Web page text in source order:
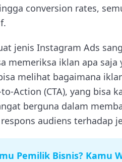
conversion rates,
jenis Instagram Ads
memeriksa iklan apa
melihat bagaimana
Action (CTA), yang bisa
berguna dalam
audiens terhadap
Pemilik Bisnis? Kamu